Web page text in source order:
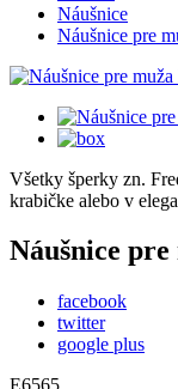
Náušnice
Náušnice pre
Všetky šperky zn.
krabičke alebo v
Náušnice
facebook
twitter
google plus